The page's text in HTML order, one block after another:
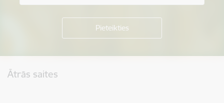
Ātrās saites